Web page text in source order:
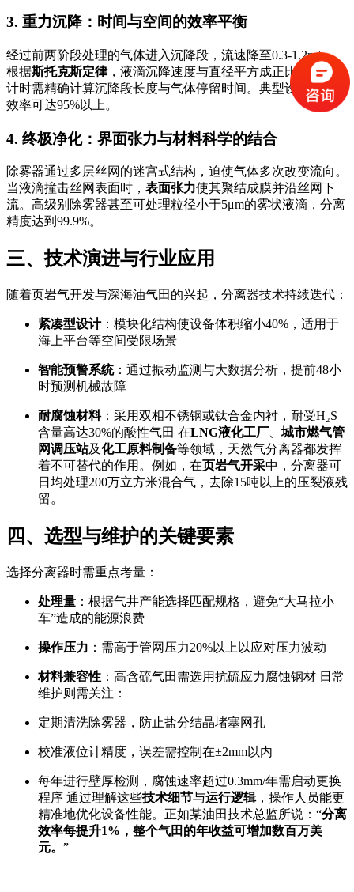
3. 重力沉降：时间与空间的效率平衡
经过前两阶段处理的气体进入沉降段，流速降至0.3-1.2m/s。
根据斯托克斯定律，液滴沉降速度与直径平方成正比，因此设
计时需精确计算沉降段长度与气体停留时间。典型设备的沉降
效率可达95%以上。
4. 终极净化：界面张力与材料科学的结合
除雾器通过多层丝网的迷宫式结构，迫使气体多次改变流向。
当液滴撞击丝网表面时， 表面张力使其聚结成膜并沿丝网下
流。高级别除雾器甚至可处理粒径小于5μm的雾状液滴，分离
精度达到99.9%。
三、技术演进与行业应用
随着页岩气开发与深海油气田的兴起，分离器技术持续迭代：
紧凑型设计：模块化结构使设备体积缩小40%，适用于
海上平台等空间受限场景
智能预警系统：通过振动监测与大数据分析，提前48小
时预测机械故障
耐腐蚀材料：采用双相不锈钢或钛合金内衬，耐受H₂S
含量高达30%的酸性气田 在LNG液化工厂
城市燃气管
网调压站及化工原料制备等领域，天然气分离器都发挥
着不可替代的作用。例如，在页岩气开采中，分离器可
日均处理200万立方米混合气，去除15吨以上的压裂液残
留。
四、选型与维护的关键要素
选择分离器时需重点考量：
处理量 ：根据气井产能选择匹配规格，避免“大马拉小
车”造成的能源浪费
操作压力 ：需高于管网压力20%以上以应对压力波动
材料兼容性 ：高含硫气田需选用抗硫应力腐蚀钢材 日常
维护则需关注：
定期清洗除雾器，防止盐分结晶堵塞网孔
校准液位计精度，误差需控制在±2mm以内
每年进行壁厚检测，腐蚀速率超过0.3mm/年需启动更换
程序 通过理解这些技术细节与运行逻辑，操作人员能更
精准地优化设备性能。正如某油田技术总监所说：“分离
效率每提升1%，整个气田的年收益可增加数百万美
元。 ”